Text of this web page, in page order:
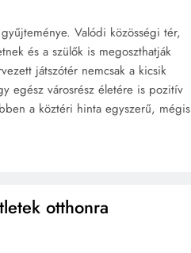
Valódi közösségi tér,
és a szülők is megoszthatják
játszótér nemcsak a kicsik
egész városrész életére is pozitív
a köztéri hinta egyszerű, mégis
otthonra